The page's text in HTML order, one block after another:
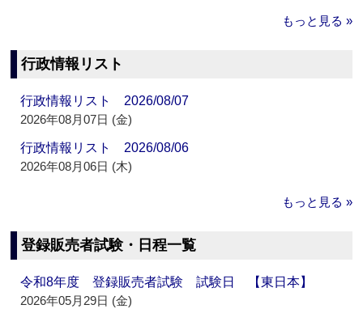
もっと見る »
行政情報リスト
行政情報リスト 2026/08/07
2026年08月07日 (金)
行政情報リスト 2026/08/06
2026年08月06日 (木)
もっと見る »
登録販売者試験・日程一覧
令和8年度 登録販売者試験 試験日 【東日本】
2026年05月29日 (金)